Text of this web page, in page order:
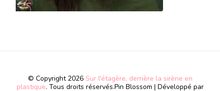
© Copyright 2026 Sur l'étagère, derrière la sirène en
plastique. Tous droits réservés.Pin Blossom | Développé par